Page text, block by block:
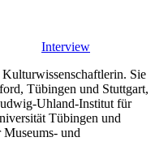
Interview
Sie
Tübingen und Stuttgart,
Uhland-Institut für
Tübingen und
Museums- und